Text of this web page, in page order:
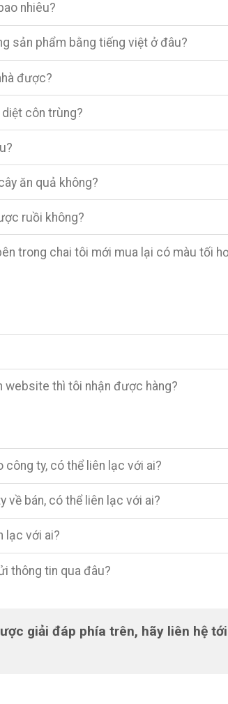
nhiêu?
sản phẩm bằng tiếng việt ở đâu?
được?
côn trùng?
ăn quả không?
ruồi không?
trong chai tôi mới mua lại có màu
website thì tôi nhận được hàng?
ty, có thể liên lạc với ai?
về bán, có thể liên lạc với ai?
lạc với ai?
thông tin qua đâu?
giải đáp phía trên, hãy liên hệ